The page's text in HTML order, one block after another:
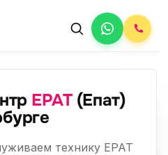
EPAT(Епат)
технику EPAT